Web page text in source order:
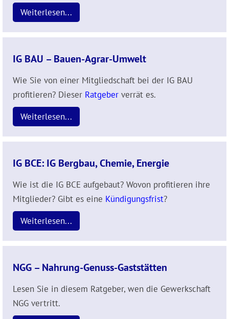
Weiterlesen...
IG BAU – Bauen-Agrar-Umwelt
Wie Sie von einer Mitgliedschaft bei der IG BAU
profitieren? Dieser Ratgeber verrät es.
Weiterlesen...
IG BCE: IG Bergbau, Chemie, Energie
Wie ist die IG BCE aufgebaut? Wovon profitieren ihre
Mitglieder? Gibt es eine Kündigungsfrist?
Weiterlesen...
NGG – Nahrung-Genuss-Gaststätten
Lesen Sie in diesem Ratgeber, wen die Gewerkschaft
NGG vertritt.